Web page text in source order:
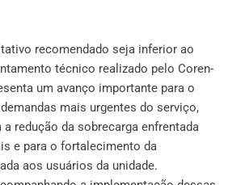
recomendado seja inferior ao
técnico realizado pelo Coren-
um avanço importante para o
mais urgentes do serviço,
redução da sobrecarga enfrentada
e para o fortalecimento da
aos usuários da unidade.